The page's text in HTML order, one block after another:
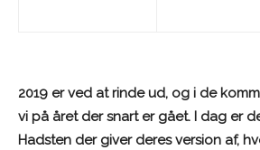
2019 er ved at rinde ud, og i de
vi på året der snart er gået. I dag er
Hadsten der giver deres version af,